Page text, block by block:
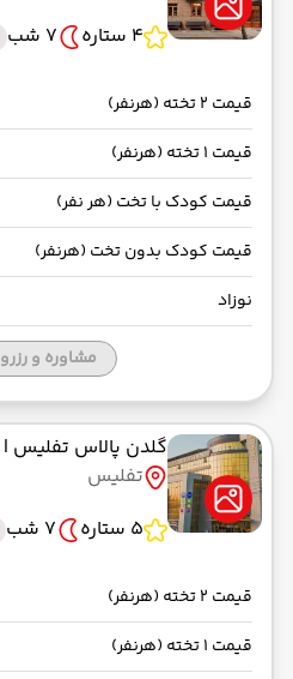
4 ستاره
7 شب
قیمت 2 تخته (هرنفر)
قیمت 1 تخته (هرنفر)
قیمت کودک با تخت (هر نفر)
قیمت کودک بدون تخت (هرنفر)
نوزاد
مشاوره و
گلدن پالاس تفلیس PALACE
تفلیس
5 ستاره
7 شب
قیمت 2 تخته (هرنفر)
قیمت 1 تخته (هرنفر)